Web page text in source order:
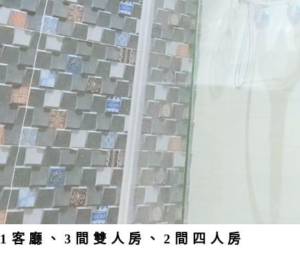
1客廳、3間雙人房、2間四人房